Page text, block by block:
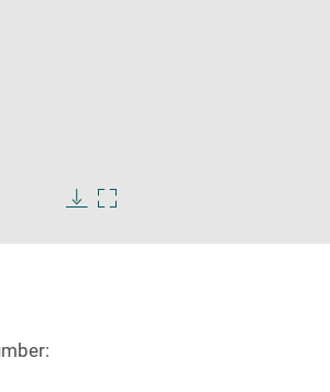
imageimage